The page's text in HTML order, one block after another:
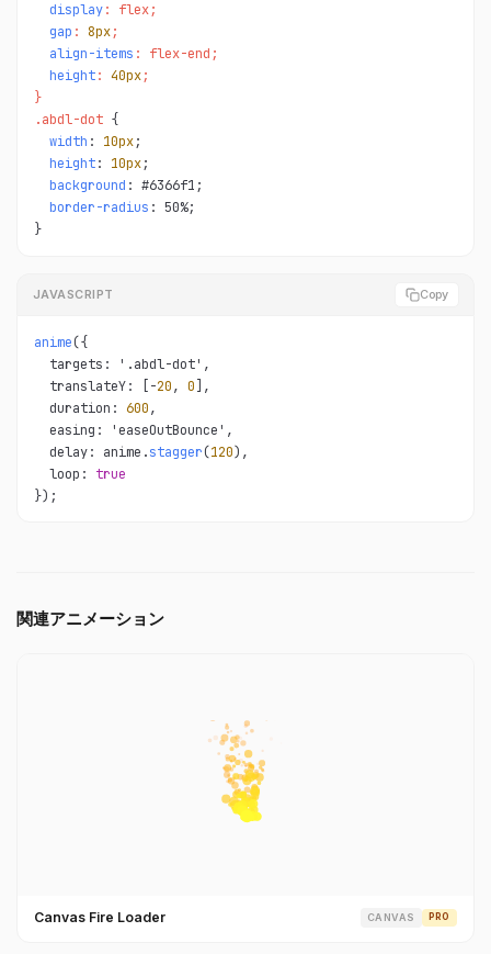
display: flex;
gap : 8px;
align-items : flex-end;
height: 40px;
}
.abdl-dot {
width : 10px;
height: 10px;
background : #6366f1;
border-radius : 50%;
}
JAVASCRIPT Copy
anime({
  targets: '.abdl-dot',
  translateY: [-
20, 0],
  duration:
600,
  easing: 'easeOutBounce',
  delay: anime.
stagger(120),
  loop:
true
});
関連アニメーション
Canvas Fire Loader CANVAS PRO